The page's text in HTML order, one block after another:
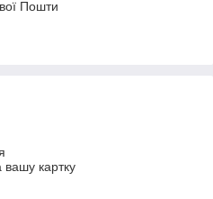
Пошти
вашу картку